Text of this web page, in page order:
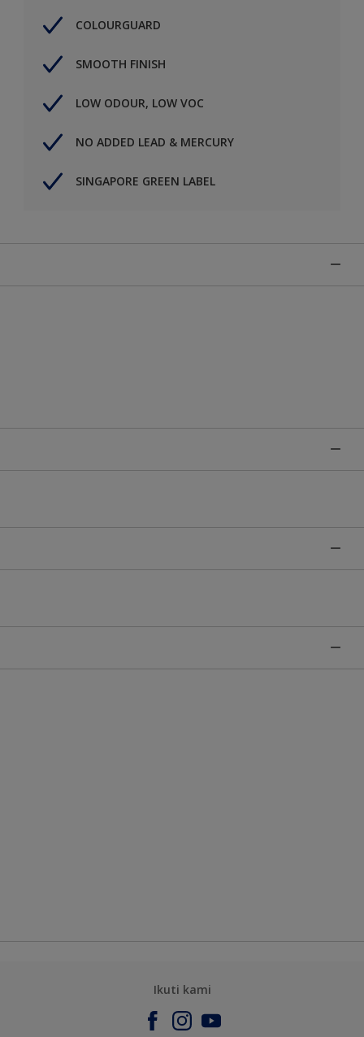
COLOURGUARD
SMOOTH FINISH
LOW ODOUR, LOW VOC
NO ADDED LEAD & MERCURY
SINGAPORE GREEN LABEL
Ikuti kami